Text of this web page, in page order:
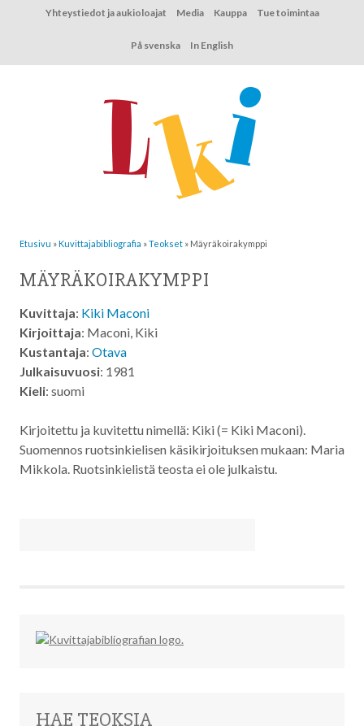
Yhteystiedot ja aukioloajat Media Kauppa Tue toimintaa
På svenska In English
Etusivu »Kuvittaja­bibliografia »Teokset » Mäyräkoirakymppi
MÄYRÄKOIRAKYMPPI
Kuvittaja: Kiki Maconi
Kirjoittaja: Maconi, Kiki
Kustantaja: Otava
Julkaisuvuosi: 1981
Kieli: suomi
Kirjoitettu ja kuvitettu nimellä: Kiki (= Kiki Maconi).
Suomennos ruotsinkielisen käsikirjoituksen mukaan: Maria
Mikkola. Ruotsinkielistä teosta ei ole julkaistu.
HAE TEOKSIA